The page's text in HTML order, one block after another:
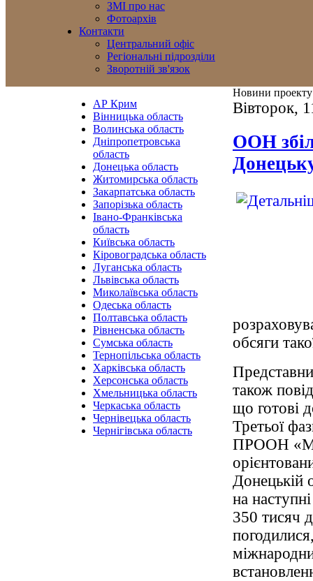
ЗМІ про нас
Фотоархів
Контакти
Центральний офіс
Регіональні підрозділи
Зворотній зв'язок
АР Крим
Вінницька область
Волинська область
Дніпропетровська
область
Донецька область
Житомирська область
Закарпатська область
Запорізька область
Івано-Франківська
область
Київська область
Кіровоградська область
Луганська область
Львівська область
Миколаївська область
Одеська область
Полтавська область
Рівненська область
Сумська область
Тернопільська область
Харківська область
Херсонська область
Хмельницька область
Черкаська область
Чернівецька область
Чернігівська область
Новини проекту
Вівторок,
ООН
обсяги
також
що готові
Третьої
ПРООН
Донецькій
на
350 тисяч